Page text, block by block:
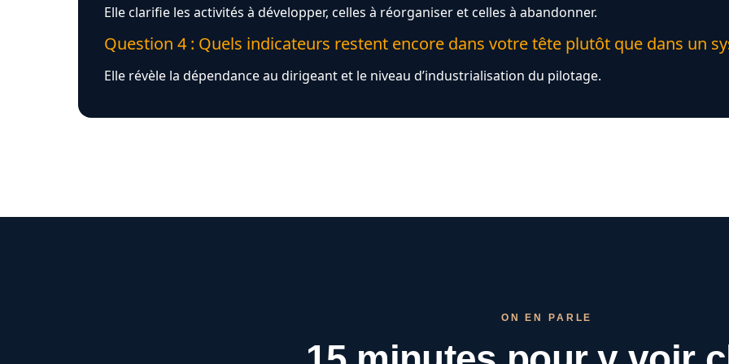
Elle clarifie les activités à développer, celles à réorganiser et celles à abandonner.
Question 4 : Quels indicateurs restent encore dans votre tête plutôt que dans un
Elle révèle la dépendance au dirigeant et le niveau d’industrialisation du pilotage.
ON EN PARLE